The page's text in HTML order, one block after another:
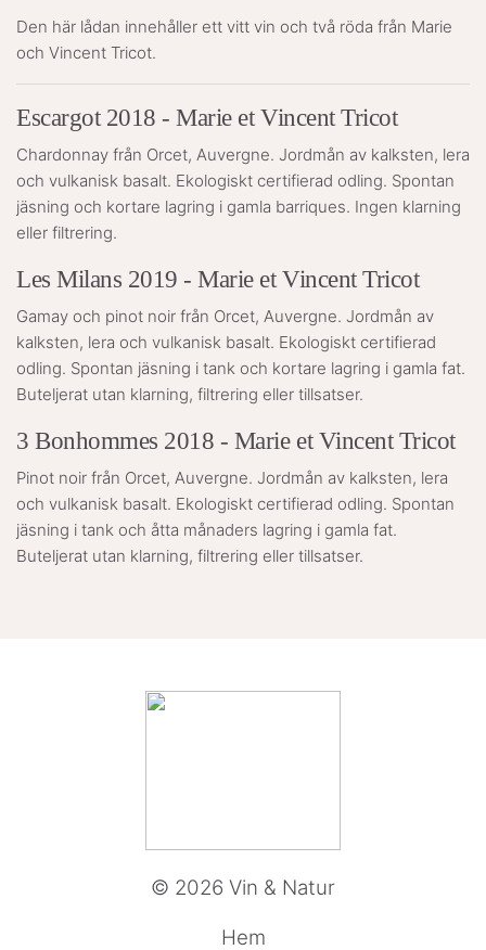
Den här lådan innehåller ett vitt vin och två röda från Marie
och Vincent Tricot.
Escargot 2018 - Marie et Vincent Tricot
Chardonnay från Orcet, Auvergne. Jordmån av kalksten, lera
och vulkanisk basalt. Ekologiskt certifierad odling. Spontan
jäsning och kortare lagring i gamla barriques. Ingen klarning
eller filtrering.
Les Milans 2019 - Marie et Vincent Tricot
Gamay och pinot noir från Orcet, Auvergne. Jordmån av
kalksten, lera och vulkanisk basalt. Ekologiskt certifierad
odling. Spontan jäsning i tank och kortare lagring i gamla fat.
Buteljerat utan klarning, filtrering eller tillsatser.
3 Bonhommes 2018 - Marie et Vincent Tricot
Pinot noir från Orcet, Auvergne. Jordmån av kalksten, lera
och vulkanisk basalt. Ekologiskt certifierad odling. Spontan
jäsning i tank och åtta månaders lagring i gamla fat.
Buteljerat utan klarning, filtrering eller tillsatser.
© 2026 Vin & Natur
Hem